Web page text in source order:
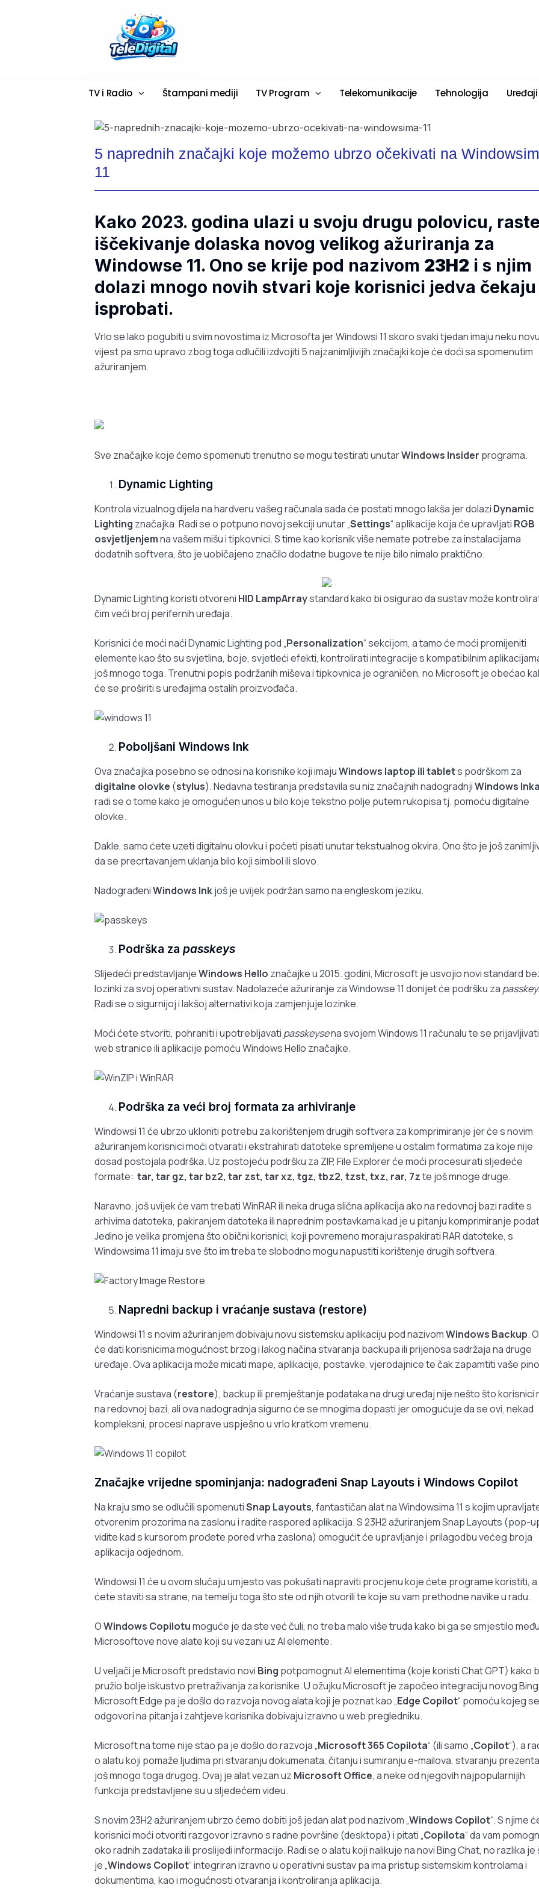
TV i Radio Štampani mediji TV Program Telekomunikacije Tehnologija Uređaji
5 naprednih značajki koje možemo ubrzo očekivati na
11
Kako 2023. godina ulazi u svoju drugu polovicu, raste
iščekivanje dolaska novog velikog ažuriranja za
Windowse 11. Ono se krije pod nazivom 23H2 i s njim
dolazi mnogo novih stvari koje korisnici jedva čekaju
isprobati.
Vrlo se lako pogubiti u svim novostima iz Microsofta jer Windowsi 11 skoro svaki tjedan imaju neku novu
vijest pa smo upravo zbog toga odlučili izdvojiti 5 najzanimljivijih značajki koje će doći sa spomenutim
ažuriranjem.
Sve značajke koje ćemo spomenuti trenutno se mogu testirati unutarWindows Insider programa.
Dynamic Lighting
Kontrola vizualnog dijela na hardveru vašeg računala sada će postati mnogo lakša jer dolazi Dynamic
Lighting značajka. Radi se o potpuno novoj sekciji unutar „Settings“ aplikacije koja će upravljati RGB
osvjetljenjemna vašem mišu i tipkovnici. S time kao korisnik više nemate potrebe za instalacijama
dodatnih softvera, što je uobičajeno značilo dodatne bugove te nije bilo nimalo praktično.
Dynamic Lighting koristi otvoreni HID LampArraystandard kako bi osigurao da sustav može
čim veći broj perifernih uređaja.
Korisnici će moći naći Dynamic Lighting pod „Personalization“ sekcijom, a tamo će moći promijeniti
elemente kao što su svjetlina, boje, svjetleći efekti, kontrolirati integracije s kompatibilnim
još mnogo toga. Trenutni popis podržanih miševa i tipkovnica je ograničen, no Microsoft je obećao
će se proširiti s uređajima ostalih proizvođača.
Poboljšani Windows Ink
Ova značajka posebno se odnosi na korisnike koji imajuWindows laptop ili tablets podrškom za
digitalne olovke (stylus). Nedavna testiranja predstavila su niz značajnih nadogradnjiWindows Inka
radi se o tome kako je omogućen unos u bilo koje tekstno polje putem rukopisa tj. pomoću digitalne
olovke.
Dakle, samo ćete uzeti digitalnu olovku i početi pisati unutar tekstualnog okvira. Ono što je još
da se precrtavanjem uklanja bilo koji simbol ili slovo.
NadograđeniWindows Inkjoš je uvijek podržan samo na engleskom jeziku.
Podrška za passkeys
Slijedeći predstavljanjeWindows Hello značajke u 2015. godini, Microsoft je usvojio novi standard
lozinki za svoj operativni sustav. Nadolazeće ažuriranje za Windowse 11 donijet će podršku za
Radi se o sigurnijoj i lakšoj alternativi koja zamjenjuje lozinke.
Moći ćete stvoriti, pohraniti i upotrebljavati passkeysena svojem Windows 11 računalu te se
web stranice ili aplikacije pomoću Windows Hello značajke.
Podrška za veći broj formata za arhiviranje
Windowsi 11 će ubrzo ukloniti potrebu za korištenjem drugih softvera za komprimiranje jer će s novim
ažuriranjem korisnici moći otvarati i ekstrahirati datoteke spremljene u ostalim formatima za koje nije
dosad postojala podrška. Uz postojeću podršku za ZIP, File Explorer će moći procesuirati sljedeće
formate: tar, tar gz, tar bz2, tar zst, tar xz, tgz, tbz2, tzst, txz, rar, 7zte još mnoge druge.
Naravno, još uvijek će vam trebati WinRAR ili neka druga slična aplikacija ako na redovnoj bazi radite s
arhivima datoteka, pakiranjem datoteka ili naprednim postavkama kad je u pitanju komprimiranje
Jedino je velika promjena što obični korisnici, koji povremeno moraju raspakirati RAR datoteke, s
Windowsima 11 imaju sve što im treba te slobodno mogu napustiti korištenje drugih softvera.
Napredni backup i vraćanje sustava (restore)
Windowsi 11 s novim ažuriranjem dobivaju novu sistemsku aplikaciju pod nazivomWindows Backup.
će dati korisnicima mogućnost brzog i lakog načina stvaranja backupa ili prijenosa sadržaja na druge
uređaje. Ova aplikacija može micati mape, aplikacije, postavke, vjerodajnice te čak zapamtiti vaše
Vraćanje sustava (restore), backup ili premještanje podataka na drugi uređaj nije nešto što korisnici
na redovnoj bazi, ali ova nadogradnja sigurno će se mnogima dopasti jer omogućuje da se ovi, nekad
kompleksni, procesi naprave uspješno u vrlo kratkom vremenu.
Značajke vrijedne spominjanja: nadograđeni Snap Layouts i Windows Copilot
Na kraju smo se odlučili spomenutiSnap Layouts, fantastičan alat na Windowsima 11 s kojim
otvorenim prozorima na zaslonu i radite raspored aplikacija. S 23H2 ažuriranjem Snap Layouts (pop-
vidite kad s kursorom prođete pored vrha zaslona) omogućit će upravljanje i prilagodbu većeg broja
aplikacija odjednom.
Windowsi 11 će u ovom slučaju umjesto vas pokušati napraviti procjenu koje ćete programe koristiti,
ćete staviti sa strane, na temelju toga što ste od njih otvorili te koje su vam prethodne navike u radu.
OWindows Copilotumoguće je da ste već čuli, no treba malo više truda kako bi ga se smjestilo
Microsoftove nove alate koji su vezani uz AI elemente.
U veljači je Microsoft predstavio novi Bing potpomognut AI elementima (koje koristi Chat GPT) kako
pružio bolje iskustvo pretraživanja za korisnike. U ožujku Microsoft je započeo integraciju novog
Microsoft Edge pa je došlo do razvoja novog alata koji je poznat kao „Edge Copilot“ pomoću kojeg se
odgovori na pitanja i zahtjeve korisnika dobivaju izravno u web pregledniku.
Microsoft na tome nije stao pa je došlo do razvoja „Microsoft 365 Copilota“ (ili samo „Copilot“), a
o alatu koji pomaže ljudima pri stvaranju dokumenata, čitanju i sumiranju e-mailova, stvaranju
još mnogo toga drugog. Ovaj je alat vezan uz Microsoft Office, a neke od njegovih najpopularnijih
funkcija predstavljene su u sljedećem videu.
S novim 23H2 ažuriranjem ubrzo ćemo dobiti još jedan alat pod nazivom „Windows Copilot“. S njime
korisnici moći otvoriti razgovor izravno s radne površine (desktopa) i pitati „Copilota“ da vam
oko radnih zadataka ili proslijedi informacije. Radi se o alatu koji nalikuje na novi Bing Chat, no razlika je
je „Windows Copilot“ integriran izravno u operativni sustav pa ima pristup sistemskim kontrolama i
dokumentima, kao i mogućnosti otvaranja i kontroliranja aplikacija.